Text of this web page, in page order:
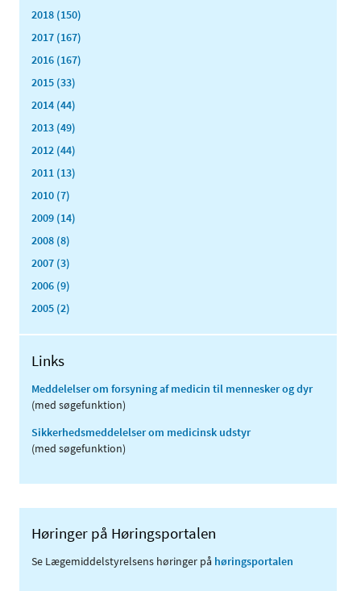
2018 (150)
2017 (167)
2016 (167)
2015 (33)
2014 (44)
2013 (49)
2012 (44)
2011 (13)
2010 (7)
2009 (14)
2008 (8)
2007 (3)
2006 (9)
2005 (2)
Links
Meddelelser om forsyning af medicin til mennesker og dyr
(med søgefunktion)
Sikkerhedsmeddelelser om medicinsk udstyr
(med søgefunktion)
Høringer på Høringsportalen
Se Lægemiddelstyrelsens høringer på høringsportalen